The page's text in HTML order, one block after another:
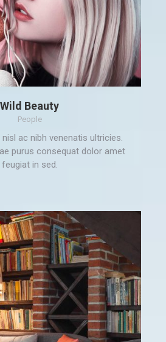
Wild Beauty
People
ac nibh venenatis ultricies.
purus consequat dolor amet
feugiat in sed.